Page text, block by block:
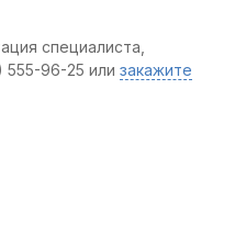
специалиста,
555-96-25 или закажите